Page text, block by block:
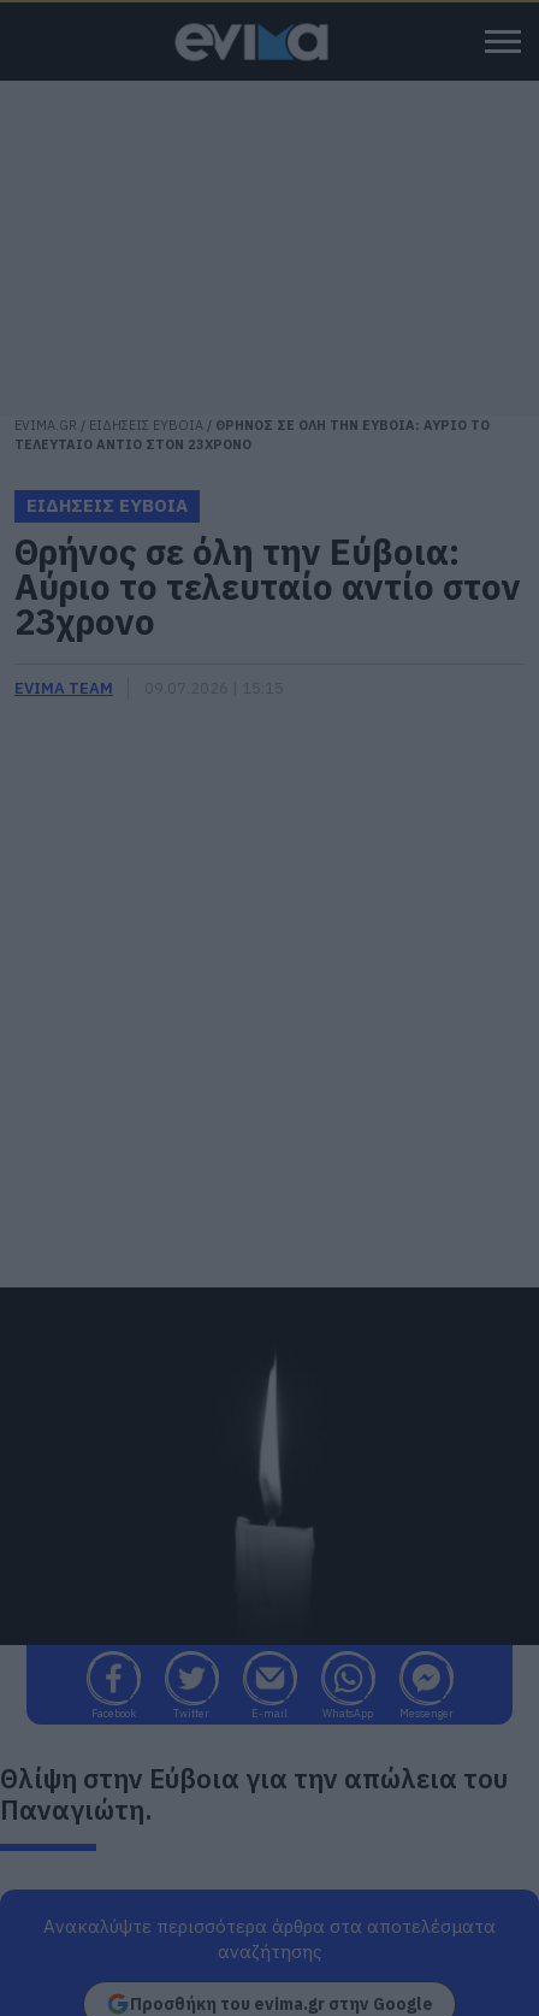
EVIMA.GR / ΕΙΔΗΣΕΙΣ ΕΥΒΟΙΑ / ΘΡΗΝΟΣ ΣΕ ΟΛΗ ΤΗΝ ΕΥΒΟΙΑ: ΑΥΡΙΟ ΤΟ
ΤΕΛΕΥΤΑΙΟ ΑΝΤΙΟ ΣΤΟΝ 23ΧΡΟΝΟ
ΕΙΔΗΣΕΙΣ ΕΥΒΟΙΑ
Θρήνος σε όλη την Εύβοια:
Αύριο το τελευταίο αντίο στον
23χρονο
EVIMA TEAM
Facebook Twitter E-mail WhatsApp Messenger
Θλίψη στην Εύβοια για την απώλεια του
Παναγιώτη.
Ανακαλύψτε περισσότερα άρθρα στα αποτελέσματα
αναζήτησης
Προσθήκη του evima.gr στην Google